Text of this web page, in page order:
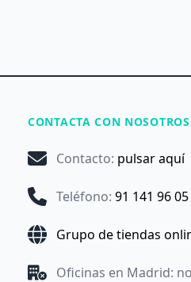
CONTACTA CON NOSOTROS
Contacto: pulsar aquí
Teléfono: 91 141 96 05
Grupo de tiendas
Oficinas en Madrid: